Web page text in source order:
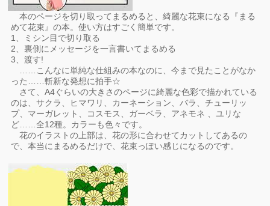
本のページを切り取ってまるめると、綺麗な花束になる『まる
めて花束』の本。使い方はすごく簡単です。
1、ミシン目で切り取る
2、裏側にメッセージを一言書いてまるめる
3、渡す!
……こんなに単純な仕組みの本なのに、今まで見たことがなか
った……斬新な発想に拍手☆
さて、A4ぐらいの大きさのページに綺麗な色彩で描かれている
のは、サクラ、ヒマワリ、カーネーション、バラ、チューリッ
プ、マーガレット、コスモス、ガーベラ、アネモネ 、ユリな
ど……全12種。カラーも色々です。
花のイラストの上部は、花の形に合わせてカットしてあるの
で、本当にまるめるだけで、花束っぽい感じになるのです。